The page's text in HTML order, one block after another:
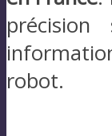
robot.